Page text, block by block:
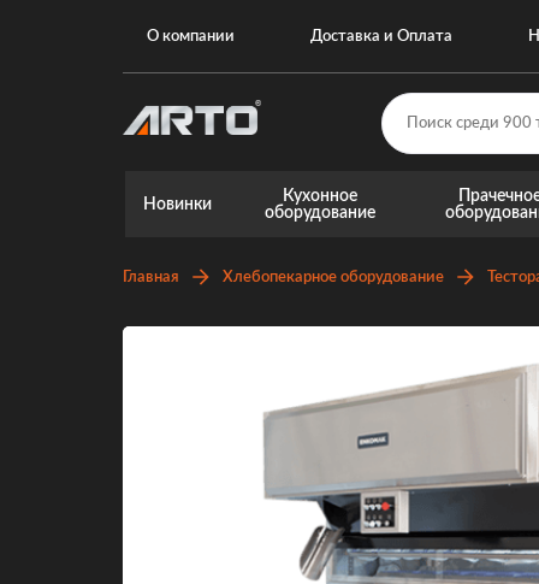
О компании Доставка и Оплата
Новинки
Кухонное
оборудование
Главная Хлебопекарное оборудование